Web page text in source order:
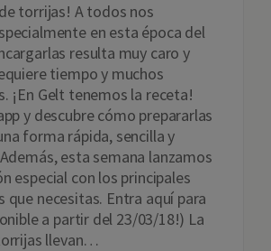
torrijas! A todos nos
en esta época del
resulta muy caro y
tiempo y muchos
¡En Gelt tenemos la receta!
y descubre cómo prepararlas
forma rápida, sencilla y
esta semana lanzamos
especial con los principales
que necesitas. Entra aquí para
a partir del 23/03/18!) La
llevan…